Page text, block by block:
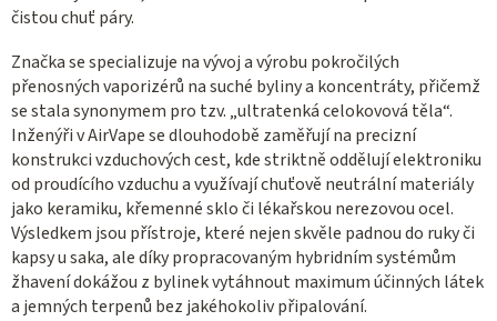
čistou chuť páry.
Značka se specializuje na vývoj a výrobu pokročilých
přenosných vaporizérů na suché byliny a koncentráty, přičemž
se stala synonymem pro tzv. „ultratenká celokovová těla“.
Inženýři v AirVape se dlouhodobě zaměřují na precizní
konstrukci vzduchových cest, kde striktně oddělují elektroniku
od proudícího vzduchu a využívají chuťově neutrální materiály
jako keramiku, křemenné sklo či lékařskou nerezovou ocel.
Výsledkem jsou přístroje, které nejen skvěle padnou do ruky či
kapsy u saka, ale díky propracovaným hybridním systémům
žhavení dokážou z bylinek vytáhnout maximum účinných látek
a jemných terpenů bez jakéhokoliv připalování.